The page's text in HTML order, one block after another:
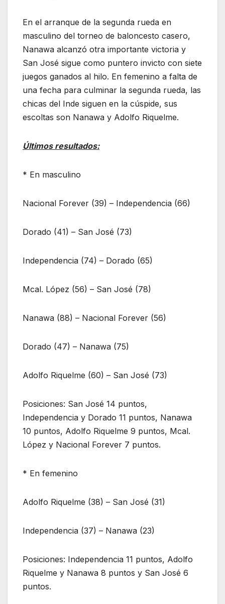
En el arranque de la segunda rueda en
masculino del torneo de baloncesto casero,
Nanawa alcanzó otra importante victoria y
San José sigue como puntero invicto con siete
juegos ganados al hilo. En femenino a falta de
una fecha para culminar la segunda rueda, las
chicas del Inde siguen en la cúspide, sus
escoltas son Nanawa y Adolfo Riquelme.
Últimos resultados:
* En masculino
Nacional Forever (39) – Independencia (66)
Dorado (41) – San José (73)
Independencia (74) – Dorado (65)
Mcal. López (56) – San José (78)
Nanawa (88) – Nacional Forever (56)
Dorado (47) – Nanawa (75)
Adolfo Riquelme (60) – San José (73)
Posiciones: San José 14 puntos,
Independencia y Dorado 11 puntos, Nanawa
10 puntos, Adolfo Riquelme 9 puntos, Mcal.
López y Nacional Forever 7 puntos.
* En femenino
Adolfo Riquelme (38) – San José (31)
Independencia (37) – Nanawa (23)
Posiciones: Independencia 11 puntos, Adolfo
Riquelme y Nanawa 8 puntos y San José 6
puntos.